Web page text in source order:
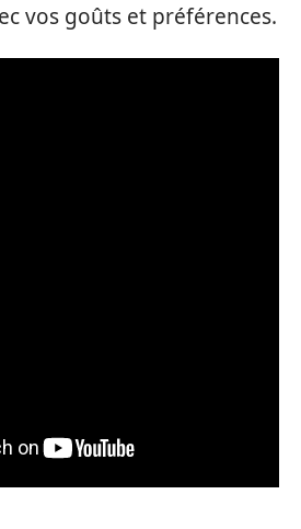
vos goûts et préférences.